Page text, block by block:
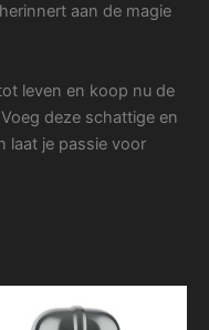
aan de magie
leven en koop nu de
deze schattige en
laat je passie voor